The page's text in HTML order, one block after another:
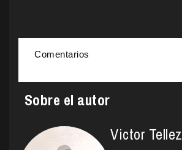
Comentarios
Sobre el autor
Victor Tellez